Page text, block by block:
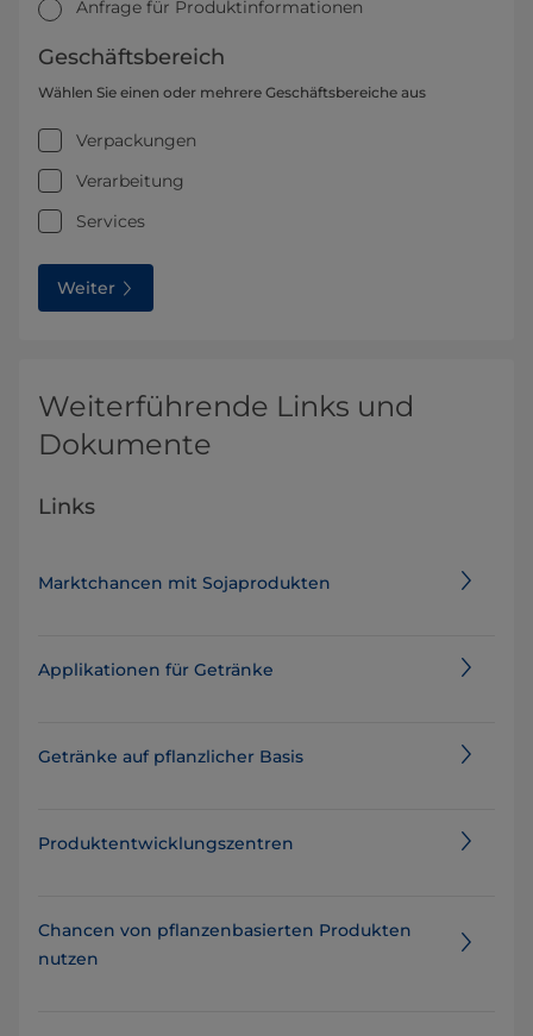
Anfrage für Produktinformationen
Geschäftsbereich
Wählen Sie einen oder mehrere Geschäftsbereiche aus
Verpackungen
Verarbeitung
Services
Weiter
Weiterführende Links und
Dokumente
Links
Marktchancen mit Sojaprodukten
Applikationen für Getränke
Getränke auf pflanzlicher Basis
Produktentwicklungszentren
Chancen von pflanzenbasierten Produkten
nutzen